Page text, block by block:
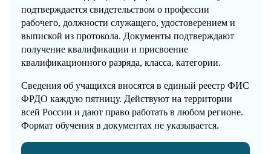
подтверждается свидетельством о профессии
рабочего, должности служащего, удостоверением и
выпиской из протокола. Документы подтверждают
получение квалификации и присвоение
квалификационного разряда, класса, категории.
Сведения об учащихся вносятся в единый реестр ФИС
ФРДО каждую пятницу. Действуют на территории
всей России и дают право работать в любом регионе.
Формат обучения в документах не указывается.